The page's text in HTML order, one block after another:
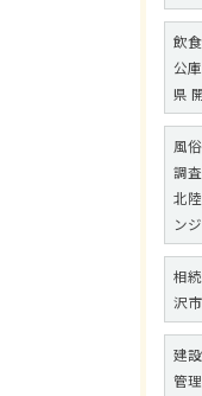
飲
公
県
風
調
北
ン
相
沢
建
管